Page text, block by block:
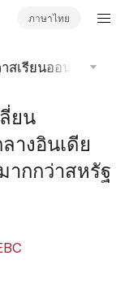
ภาษาไทย
สเรียนออนไลน์โฟกั
ยน
างอินเดีย
กกว่าสหรัฐ